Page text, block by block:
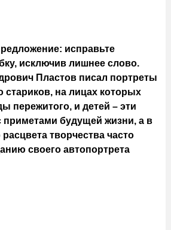
исправьте
исключив лишнее слово.
Пластов писал портреты
стариков, на лицах которых
пережитого, и детей – эти
приметами будущей жизни, а в
творчества часто
своего автопортрета